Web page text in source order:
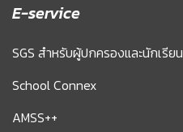
E-service
SGS สำหรับผู้ปกครองและนักเรียน
School Connex
AMSS++